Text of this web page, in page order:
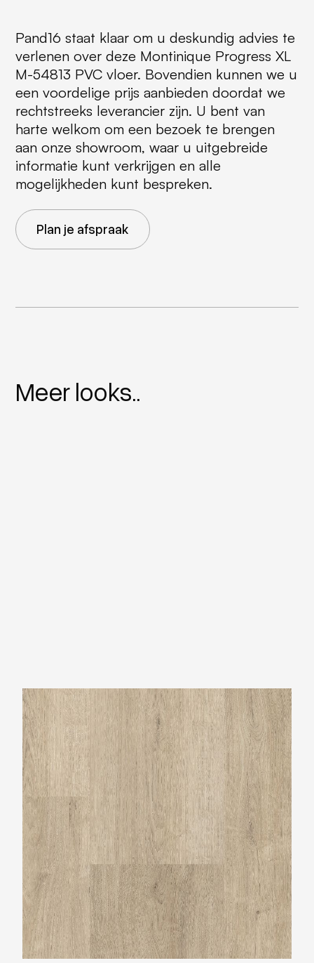
Pand16 staat klaar om u deskundig advies te
verlenen over deze Montinique Progress XL
M-54813 PVC vloer. Bovendien kunnen we u
een voordelige prijs aanbieden doordat we
rechtstreeks leverancier zijn. U bent van
harte welkom om een bezoek te brengen
aan onze showroom, waar u uitgebreide
informatie kunt verkrijgen en alle
mogelijkheden kunt bespreken.
Plan je afspraak
Meer looks..
Montinique Largo XL M-501323